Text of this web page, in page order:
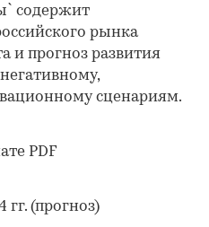
содержит
рынка
и прогноз развития
сценариям.
PDF
гг. (прогноз)